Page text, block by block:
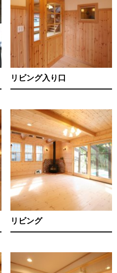
リビング入り口
リビング